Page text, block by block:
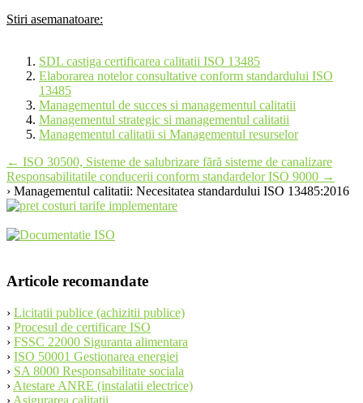
Stiri asemanatoare:
SDL castiga certificarea calitatii ISO 13485
Elaborarea notelor consultative conform standardului ISO
13485
Managementul de succes si managementul calitatii
Managementul strategic si managementul calitatii
Managementul calitatii si Managementul resurselor
Post
navigation
← ISO 30500, Sisteme de salubrizare fără sisteme de canalizare
Responsabilitatile conducerii conform standardelor ISO 9000 →
› Managementul calitatii: Necesitatea standardului ISO 13485:2016
Articole recomandate
› Licitatii publice (achizitii publice)
› Procesul de certificare ISO
› FSSC 22000 Siguranta alimentara
› ISO 50001 Gestionarea energiei
› SA 8000 Responsabilitate sociala
› Atestare ANRE (instalatii electrice)
› Asigurarea calitatii